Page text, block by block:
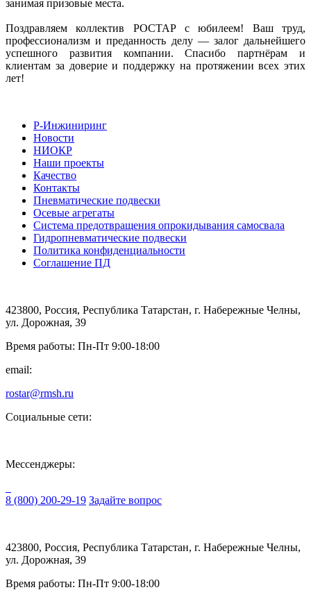
занимая призовые места.
Поздравляем коллектив РОСТАР с юбилеем! Ваш труд,
профессионализм и преданность делу — залог дальнейшего
успешного развития компании. Спасибо партнёрам и
клиентам за доверие и поддержку на протяжении всех этих
лет!
Р-Инжиниринг
Новости
НИОКР
Наши проекты
Качество
Контакты
Пневматические подвески
Осевые агрегаты
Система предотвращения опрокидывания самосвала
Гидропневматические подвески
Политика конфиденциальности
Соглашение ПД
423800, Россия, Республика Татарстан, г. Набережные Челны,
ул. Дорожная, 39
Время работы: Пн-Пт 9:00-18:00
email:
rostar@rmsh.ru
Социальные сети:
Мессенджеры:
8 (800) 200-29-19 Задайте вопрос
423800, Россия, Республика Татарстан, г. Набережные Челны,
ул. Дорожная, 39
Время работы: Пн-Пт 9:00-18:00